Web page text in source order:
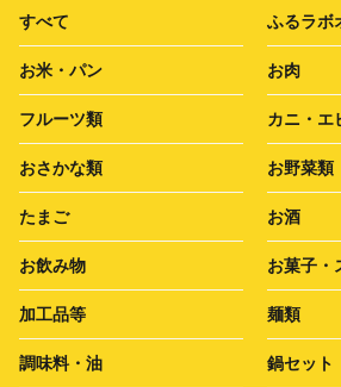
すべて ふるラボ
お米・パン お肉
フルーツ類 カニ・エ
おさかな類 お野菜類
たまご お酒
お飲み物 お菓子・
加工品等 麺類
調味料・油 鍋セット